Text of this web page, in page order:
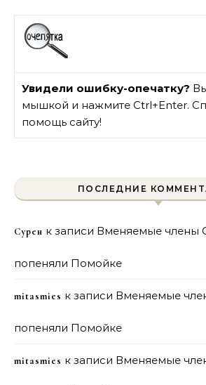
Увидели ошибку-опечатку?
мышкой и нажмите Ctrl+Enter.
помощь сайту!
ПОСЛЕДНИЕ
Сурен к записи Вменяемые члены
попеняли Помойке
mitasmies к записи Вменяемые
попеняли Помойке
mitasmies к записи Вменяемые